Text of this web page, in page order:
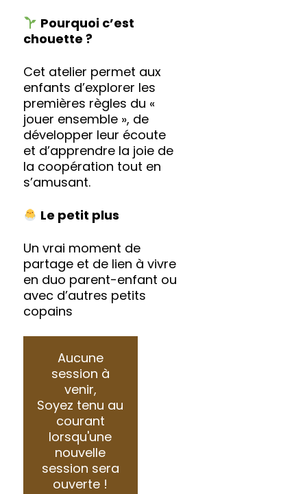
Pourquoi c’est
chouette ?
Cet atelier permet aux
enfants d’explorer les
premières règles du «
jouer ensemble », de
développer leur écoute
et d’apprendre la joie de
la coopération tout en
s’amusant.
Le petit plus
Un vrai moment de
partage et de lien à vivre
en duo parent-enfant ou
avec d’autres petits
copains
Aucune
session à
venir,
Soyez tenu au
courant
lorsqu'une
nouvelle
session sera
ouverte !